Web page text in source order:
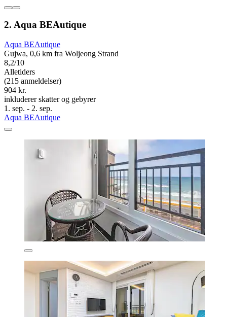
2. Aqua BEAutique
Aqua BEAutique
Gujwa, 0,6 km fra Woljeong Strand
8,2/10
Alletiders
(215 anmeldelser)
904 kr.
inkluderer skatter og gebyrer
1. sep. - 2. sep.
Aqua BEAutique